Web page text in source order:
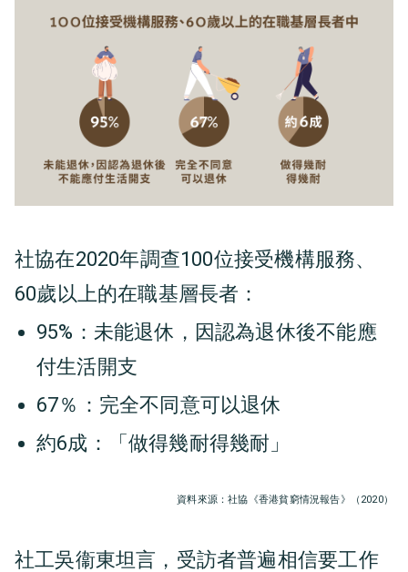
社協在2020年調查100位接受機構服務、
60歲以上的在職基層長者：
95%：未能退休，因認為退休後不能應
付生活開支
67％：完全不同意可以退休
約6成：「做得幾耐得幾耐」
資料來源：社協《香港貧窮情況報告》（2020）
社工吳衞東坦言，受訪者普遍相信要工作